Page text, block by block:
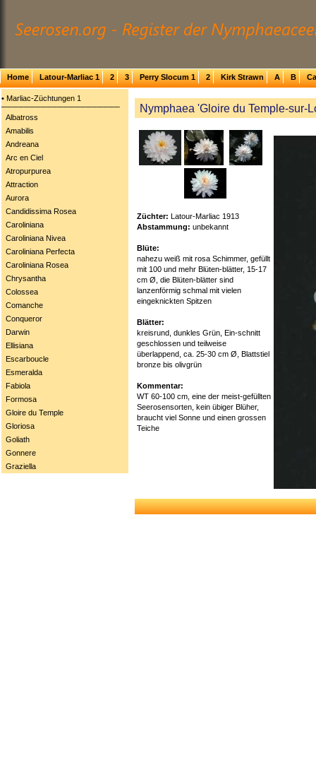
Home Latour-Marliac 1 2 3 Perry Slocum 1 2 Kirk Strawn A B
Nymphaea 'Gloire du Temple-sur-
Züchter: Latour-Marliac 1913
Abstammung: unbekannt
Blüte:
nahezu weiß mit rosa Schimmer, gefüllt
mit 100 und mehr Blüten-blätter, 15-17
cm Ø, die Blüten-blätter sind
lanzenförmig schmal mit vielen
eingeknickten Spitzen
Blätter:
kreisrund, dunkles Grün, Ein-schnitt
geschlossen und teilweise
überlappend, ca. 25-30 cm Ø, Blattstiel
bronze bis olivgrün
Kommentar:
WT 60-100 cm, eine der meist-gefüllten
Seerosensorten, kein übiger Blüher,
braucht viel Sonne und einen grossen
Teiche
• Marliac-Züchtungen 1
─────────────────────
Albatross
Amabilis
Andreana
Arc en Ciel
Atropurpurea
Attraction
Aurora
Candidissima Rosea
Caroliniana
Caroliniana Nivea
Caroliniana Perfecta
Caroliniana Rosea
Chrysantha
Colossea
Comanche
Conqueror
Darwin
Ellisiana
Escarboucle
Esmeralda
Fabiola
Formosa
Gloire du Temple
Gloriosa
Goliath
Gonnere
Graziella